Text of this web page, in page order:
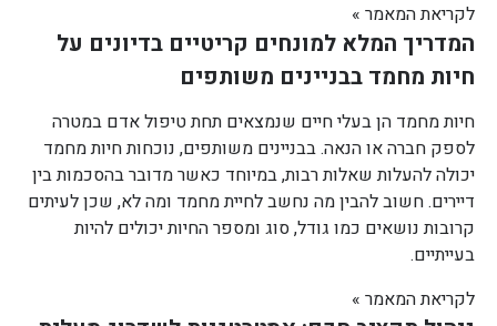
לקריאת המאמר »
המדריך המלא למונחים קריטיים בדיונים על
חיות מחמד בבניינים משותפים
חיות מחמד הן בעלי חיים שנמצאים תחת טיפול אדם במטרה
לספק חברה או הנאה. בבניינים משותפים, נוכחות חיות מחמד
יכולה להעלות שאלות רבות, במיוחד כאשר מדובר בהסכמות בין
דיירים. חשוב להבין מה נחשב לחיית מחמד ומה לא, שכן לעיתים
קרובות נושאים כמו גודל, סוג ומספר החיות יכולים להיות
בעייתיים.
לקריאת המאמר »